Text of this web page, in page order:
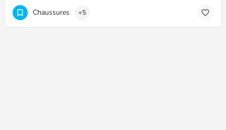
Chaussures +5